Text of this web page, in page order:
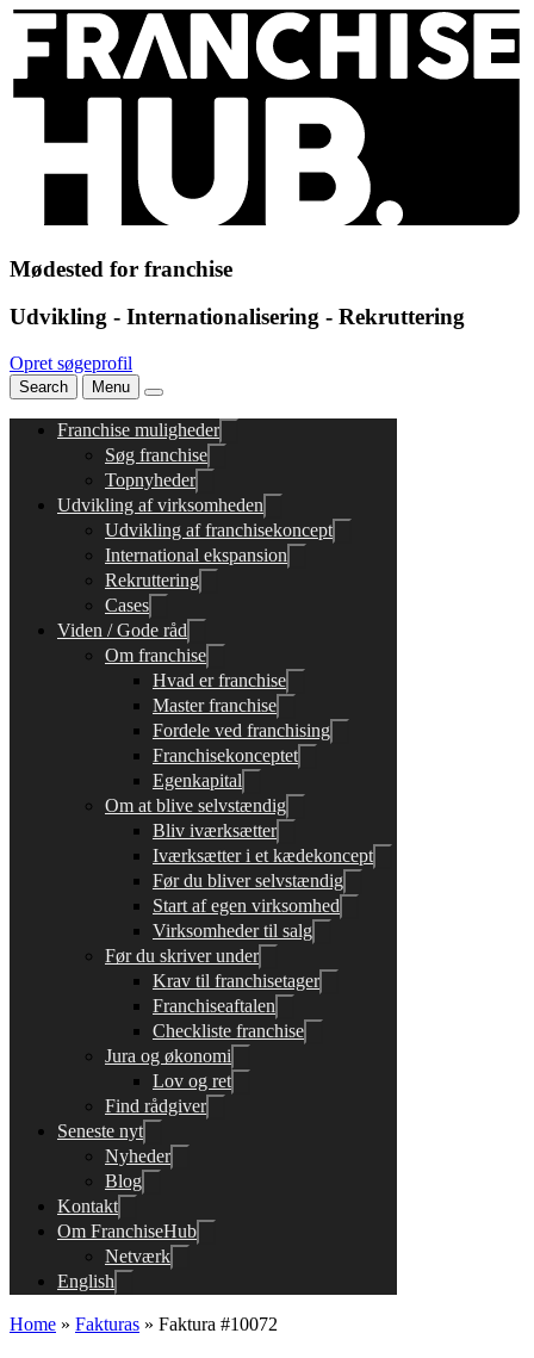
Mødested for franchise
Udvikling - Internationalisering - Rekruttering
Opret søgeprofil
Search Menu
Franchise muligheder
Søg franchise
Topnyheder
Udvikling af virksomheden
Udvikling af franchisekoncept
International ekspansion
Rekruttering
Cases
Viden / Gode råd
Om franchise
Hvad er franchise
Master franchise
Fordele ved franchising
Franchisekonceptet
Egenkapital
Om at blive selvstændig
Bliv iværksætter
Iværksætter i et kædekoncept
Før du bliver selvstændig
Start af egen virksomhed
Virksomheder til salg
Før du skriver under
Krav til franchisetager
Franchiseaftalen
Checkliste franchise
Jura og økonomi
Lov og ret
Find rådgiver
Seneste nyt
Nyheder
Blog
Kontakt
Om FranchiseHub
Netværk
English
Home » Fakturas » Faktura #10072